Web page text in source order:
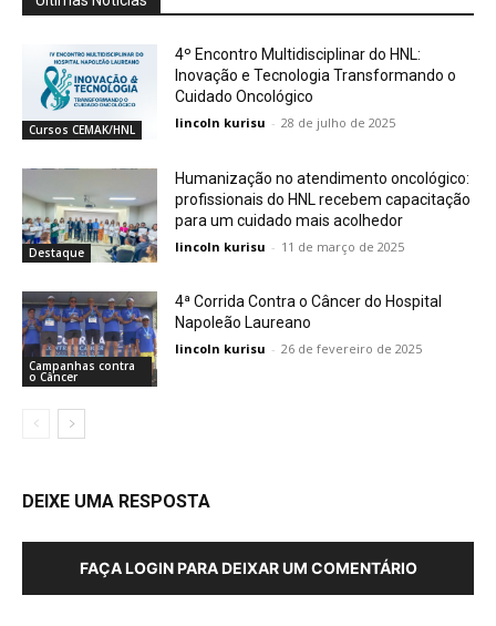
Cursos CEMAK/HNL
4º Encontro Multidisciplinar do HNL:
Inovação e Tecnologia Transformando o
Cuidado Oncológico
lincoln kurisu - 28 de julho de 2025
Destaque
Humanização no atendimento oncológico:
profissionais do HNL recebem capacitação
para um cuidado mais acolhedor
lincoln kurisu - 11 de março de 2025
Campanhas contra
o Câncer
4ª Corrida Contra o Câncer do Hospital
Napoleão Laureano
lincoln kurisu - 26 de fevereiro de 2025
DEIXE UMA RESPOSTA
FAÇA LOGIN PARA DEIXAR UM COMENTÁRIO